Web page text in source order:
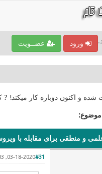
ورود عضــویت
و اکنون دوباره کار میکند!
موضوع:
و منطقی برای مقابله با
#31
03-18-2020, 07:03 AM